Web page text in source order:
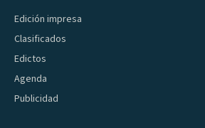
Edición impresa
Clasificados
Edictos
Agenda
Publicidad